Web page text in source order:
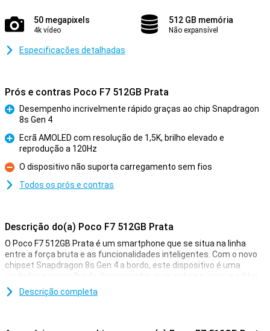
50 megapixels
4k vídeo
512 GB memória
Não expansível
Especificações detalhadas
Prós e contras Poco F7 512GB Prata
Prós
Desempenho incrivelmente rápido graças ao chip Snapdragon
8s Gen 4
Prós
Ecrã AMOLED com resolução de 1,5K, brilho elevado e
reprodução a 120Hz
Contras
O dispositivo não suporta carregamento sem fios
Todos os prós e contras
Descrição do(a) Poco F7 512GB Prata
O Poco F7 512GB Prata é um smartphone que se situa na linha
entre a força bruta e as funcionalidades inteligentes. Com o novo
chipset Snapdragon 8s Gen 4 a bordo, este dispositivo é uma
verdadeira maravilha de desempenho, quer esteja a jogar, a editar
vídeos ou a utilizar inúmeras aplicações ao mesmo tempo. O ecrã
AMOLED de 6,83 polegadas com uma resolução nítida de 1,5K e
Descrição completa